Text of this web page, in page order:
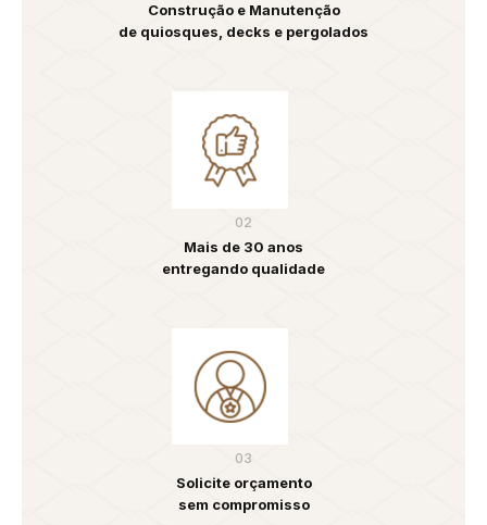
Construção e Manutenção
de quiosques, decks e pergolados
02
Mais de 30 anos
entregando qualidade
03
Solicite orçamento
sem compromisso